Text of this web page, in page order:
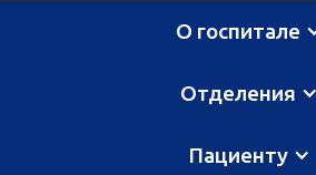
О госпитале
Отделения
Пациенту